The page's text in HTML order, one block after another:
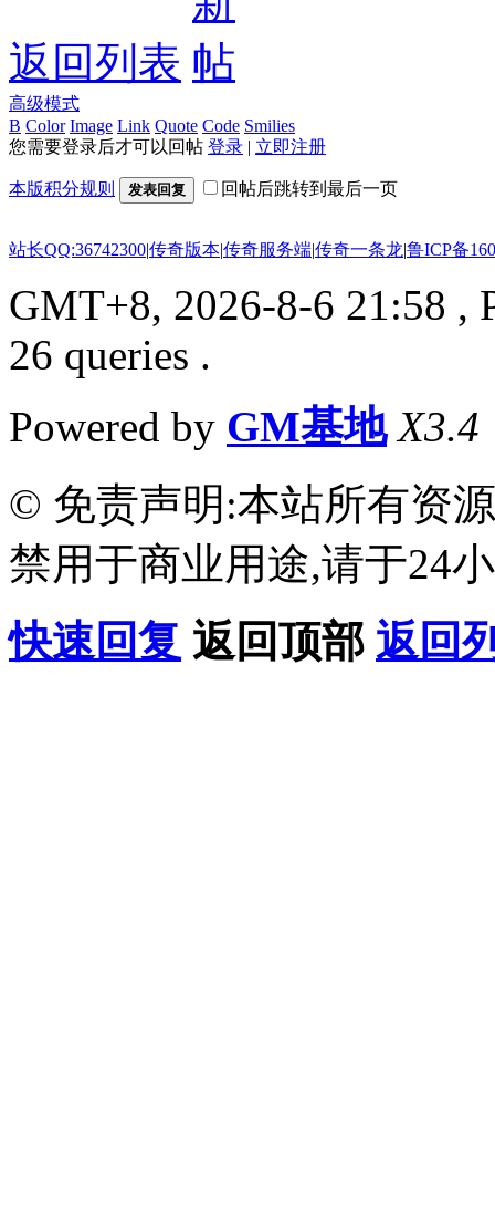
返回列表
高级模式
B Color Image Link Quote Code Smilies
您需要登录后才可以回帖 登录 | 立即注册
本版积分规则 发表回复 回帖后跳转到最后一页
站长QQ:36742300|传奇版本|传奇服务端|传奇一条龙|鲁ICP备
GMT+8, 2026-8-6 21:58 ,
26 queries .
Powered by GM基地 X3.4
© 免责声明:本站所有资
禁用于商业用途,请于24
快速回复 返回顶部 返回